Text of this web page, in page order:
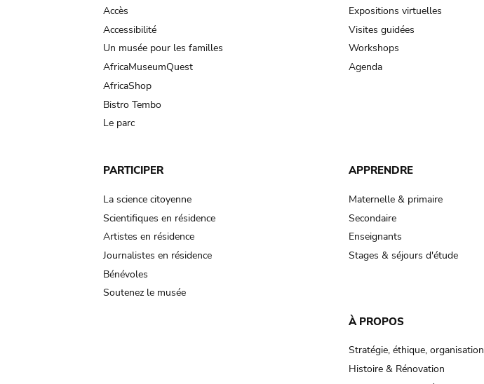
Accès
Accessibilité
Un musée pour les familles
AfricaMuseumQuest
AfricaShop
Bistro Tembo
Le parc
Expositions virtuelles
Visites guidées
Workshops
Agenda
PARTICIPER
La science citoyenne
Scientifiques en résidence
Artistes en résidence
Journalistes en résidence
Bénévoles
Soutenez le musée
APPRENDRE
Maternelle & primaire
Secondaire
Enseignants
Stages & séjours d'étude
À PROPOS
Stratégie, éthique, organisation
Histoire & Rénovation